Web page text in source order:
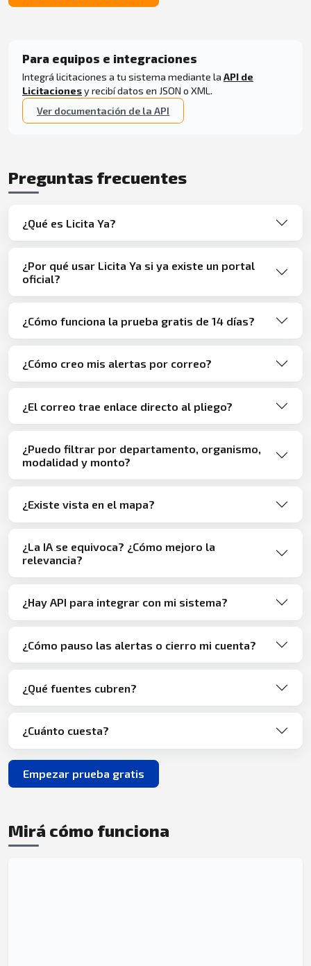
Para equipos e integraciones
Integrá licitaciones a tu sistema mediante la API de
Licitacionesy recibí datos en JSON o XML.
Ver documentación de la API
Preguntas frecuentes
¿Qué es Licita Ya?
¿Por qué usar Licita Ya si ya existe un portal
oficial?
¿Cómo funciona la prueba gratis de 14 días?
¿Cómo creo mis alertas por correo?
¿El correo trae enlace directo al pliego?
¿Puedo filtrar por departamento, organismo,
modalidad y monto?
¿Existe vista en el mapa?
¿La IA se equivoca? ¿Cómo mejoro la
relevancia?
¿Hay API para integrar con mi sistema?
¿Cómo pauso las alertas o cierro mi cuenta?
¿Qué fuentes cubren?
¿Cuánto cuesta?
Empezar prueba gratis
Mirá cómo funciona